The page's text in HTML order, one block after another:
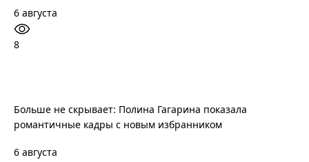
6 августа
8
Больше не скрывает: Полина Гагарина показала
романтичные кадры с новым избранником
6 августа